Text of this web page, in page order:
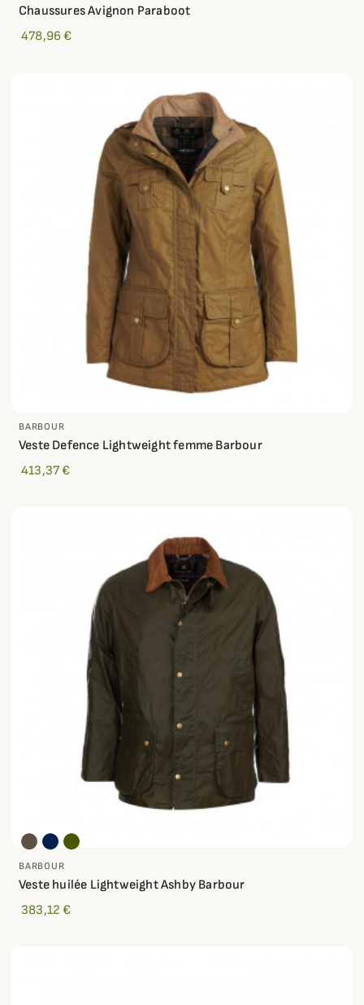
Chaussures Avignon Paraboot
478,96 €
BARBOUR
Veste Defence Lightweight femme Barbour
413,37 €
BARBOUR
Veste huilée Lightweight Ashby Barbour
383,12 €